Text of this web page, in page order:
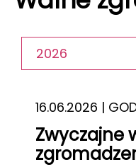
2026
16.06.2026 |
Zwyczajne